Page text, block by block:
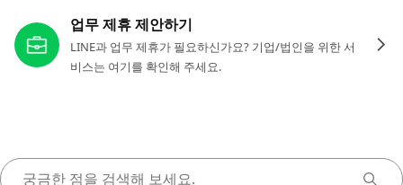
업무 제휴 제안하기
LINE과 업무 제휴가 필요하신가요? 기업/법인을 위한 서
비스는 여기를 확인해 주세요.